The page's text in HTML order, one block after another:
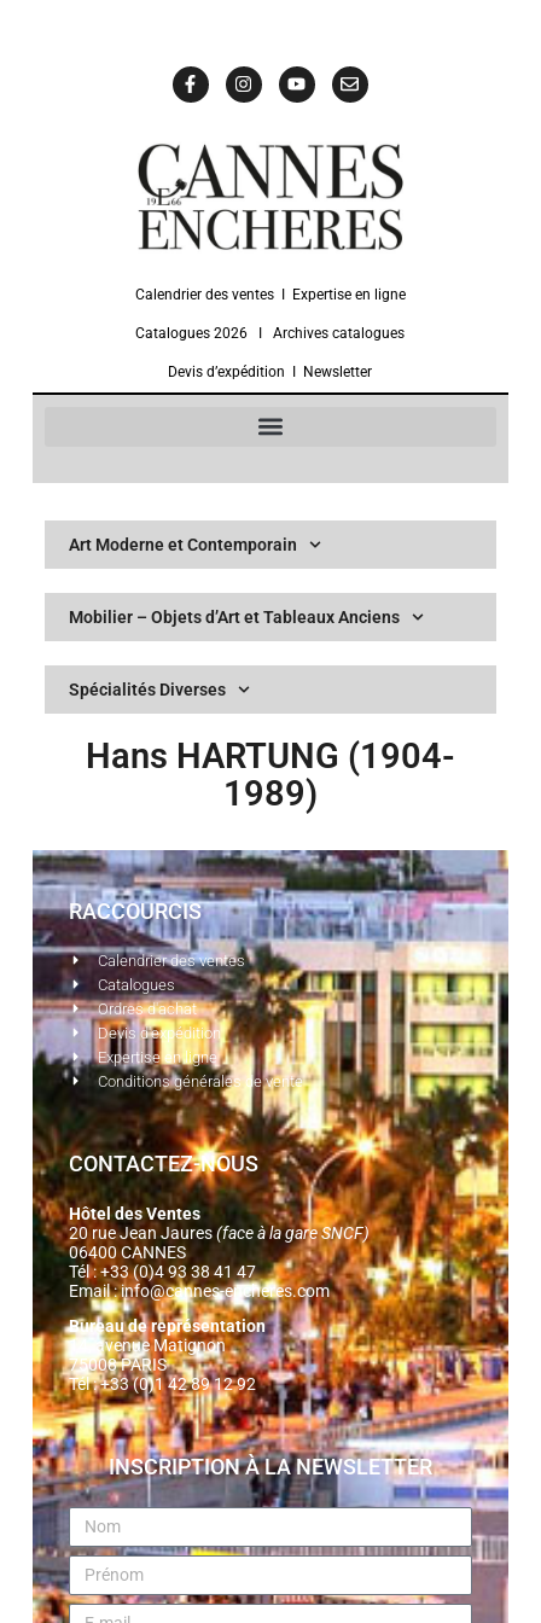
Calendrier des ventesΙ Expertise en ligne
Catalogues 2026 ΙArchives catalogues
Devis d’expédition Newsletter
Art Moderne et Contemporain
Mobilier – Objets d’Art et Tableaux Anciens
Spécialités Diverses
Hans HARTUNG (1904-
1989)
RACCOURCIS
Calendrier des ventes
Catalogues
Ordres d'achat
Devis d'expédition
Expertise en ligne
Conditions générales de vente
CONTACTEZ-NOUS
Hôtel des Ventes
20 rue Jean Jaures(face à la gare SNCF)
06400 CANNES
Tél : +33 (0)4 93 38 41 47
Email :info@cannes-encheres.com
Bureau de représentation
14, avenue Matignon
75008 PARIS
Tél : +33 (0)1 42 89 12 92
INSCRIPTION À LA NEWSLETTER